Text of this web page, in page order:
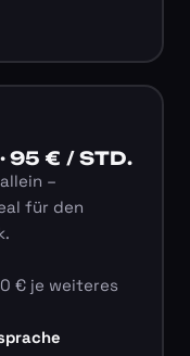
95 € / STD.
–
für den
€ je weiteres